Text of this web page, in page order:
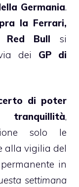
Germania.
la Ferrari,
Red Bull si
dei GP di
di poter
tranquillità,
solo le
alla vigilia del
in
settimana